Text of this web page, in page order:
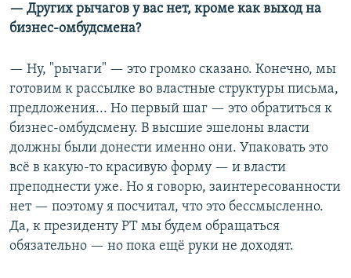
— Других рычагов у вас нет, кроме как выход на
бизнес-омбудсмена?
— Ну, "рычаги" — это громко сказано. Конечно, мы
готовим к рассылке во властные структуры письма,
предложения... Но первый шаг — это обратиться к
бизнес-омбудсмену. В высшие эшелоны власти
должны были донести именно они. Упаковать это
всё в какую-то красивую форму — и власти
преподнести уже. Но я говорю, заинтересованности
нет — поэтому я посчитал, что это бессмысленно.
Да, к президенту РТ мы будем обращаться
обязательно — но пока ещё руки не доходят.